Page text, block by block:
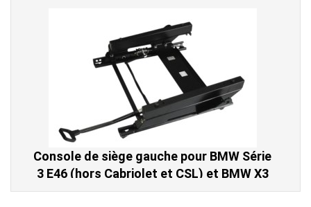
Console de siège gauche pour BMW Série
3 E46 (hors Cabriolet et CSL) et BMW X3
E83 (2004-2010)